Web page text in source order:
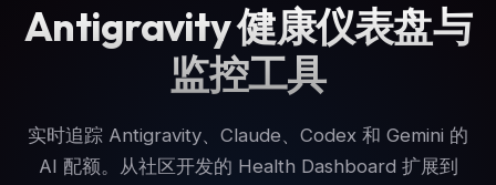
Antigravity 健康仪表盘与
监控工具
实时追踪 Antigravity、Claude、Codex 和 Gemini 的
AI 配额。从社区开发的 Health Dashboard 扩展到